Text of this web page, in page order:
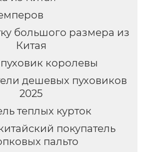
большого размера из
Китая
королевы
дешевых пуховиков
2025
теплых курток
покупатель
пальто